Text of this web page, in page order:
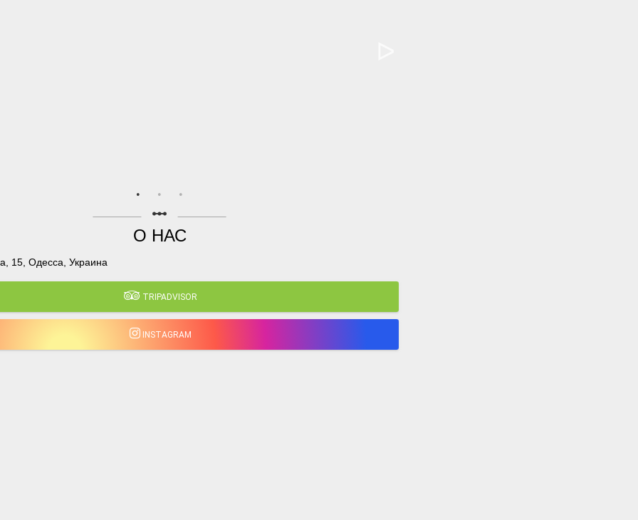
linear_scale
О НАС
15, Одесса, Украина
TRIPADVISOR
INSTAGRAM